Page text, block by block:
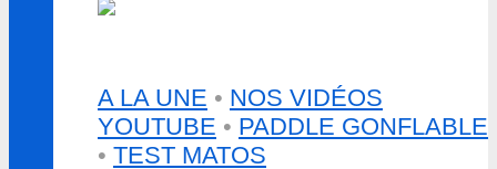
A LA UNE • NOS VIDÉOS
YOUTUBE • PADDLE GONFLABLE
• TEST MATOS